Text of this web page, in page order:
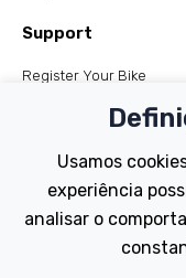
Support
Register Your Bike
Tutorials
Electric Bikes
Usamos
experiência
analisar o